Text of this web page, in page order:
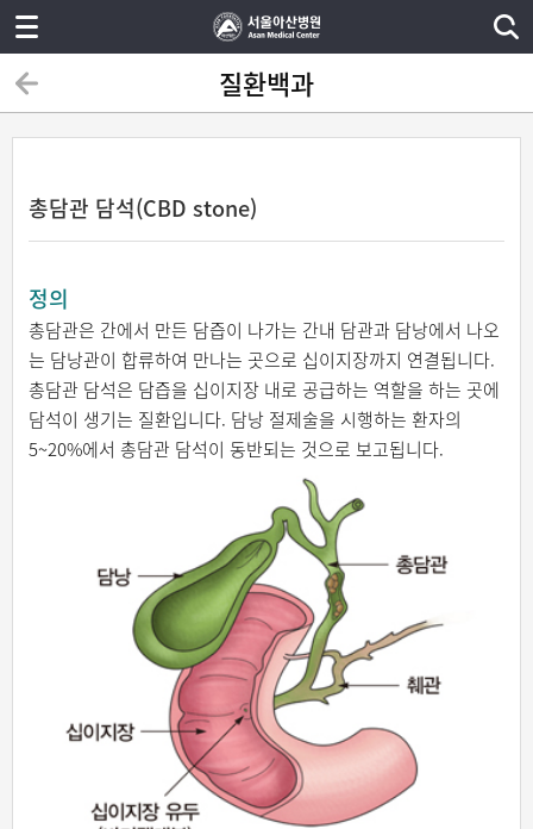
질환백과
총담관 담석(CBD stone)
정의
총담관은 간에서 만든 담즙이 나가는 간내 담관과 담낭에서 나오
는 담낭관이 합류하여 만나는 곳으로 십이지장까지 연결됩니다.
총담관 담석은 담즙을 십이지장 내로 공급하는 역할을 하는 곳에
담석이 생기는 질환입니다. 담낭 절제술을 시행하는 환자의
5~20%에서 총담관 담석이 동반되는 것으로 보고됩니다.